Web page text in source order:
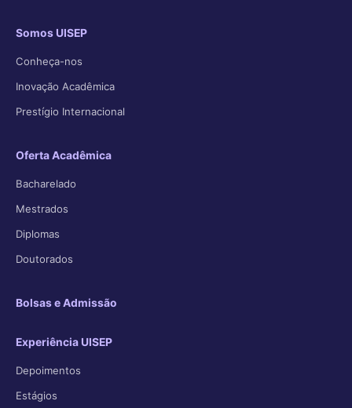
Somos UISEP
Conheça-nos
Inovação Acadêmica
Prestígio Internacional
Oferta Acadêmica
Bacharelado
Mestrados
Diplomas
Doutorados
Bolsas e Admissão
Experiência UISEP
Depoimentos
Estágios